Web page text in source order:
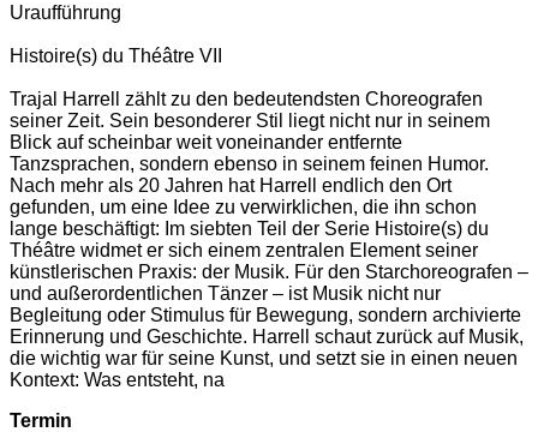
Uraufführung
Histoire(s) du Théâtre VII
Trajal Harrell zählt zu den bedeutendsten Choreografen
seiner Zeit. Sein besonderer Stil liegt nicht nur in seinem
Blick auf scheinbar weit voneinander entfernte
Tanzsprachen, sondern ebenso in seinem feinen Humor.
Nach mehr als 20 Jahren hat Harrell endlich den Ort
gefunden, um eine Idee zu verwirklichen, die ihn schon
lange beschäftigt: Im siebten Teil der Serie Histoire(s) du
Théâtre widmet er sich einem zentralen Element seiner
künstlerischen Praxis: der Musik. Für den Starchoreografen –
und außerordentlichen Tänzer – ist Musik nicht nur
Begleitung oder Stimulus für Bewegung, sondern archivierte
Erinnerung und Geschichte. Harrell schaut zurück auf Musik,
die wichtig war für seine Kunst, und setzt sie in einen neuen
Kontext: Was entsteht, na
Termin